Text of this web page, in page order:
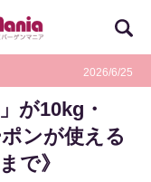
2026/6/25
が10kg・
ンが使える
で》